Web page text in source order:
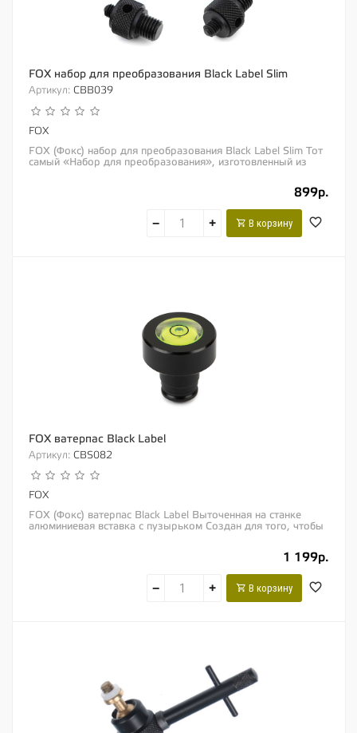
FOX набор для преобразования Black Label Slim
Артикул: CBB039
FOX
FOX (Фокс) набор для преобразования Black Label Slim Тот
самый «Набор для преобразования», изготовленный из
899р.
− + В корзину
FOX ватерпас Black Label
Артикул: CBS082
FOX
FOX (Фокс) ватерпас Black Label Выточенная на станке
алюминиевая вставка с пузырьком Создан для того, чтобы
1 199р.
− + В корзину